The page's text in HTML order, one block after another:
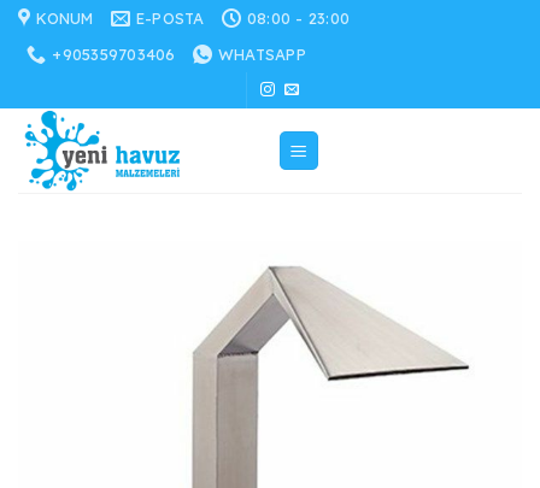
İçeriğe
atla
KONUM E-POSTA
08:00 - 23:00
+905359703406
WHATSAPP